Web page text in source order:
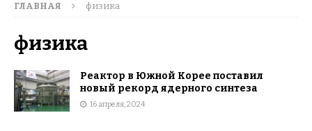
ГЛАВНАЯ физика
физика
Реактор в Южной Корее поставил
новый рекорд ядерного синтеза
16 апреля, 2024